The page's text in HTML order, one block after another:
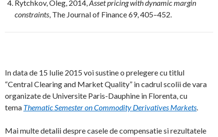
Rytchkov, Oleg, 2014,Asset pricing with dynamic margin
constraints, The Journal of Finance 69, 405–452.
In data de 15 Iulie 2015 voi sustine o prelegere cu titlul
“Central Clearing and Market Quality” in cadrul scolii de vara
organizate de Universite Paris-Dauphine in Florenta, cu
tema Thematic Semester on Commodity Derivatives Markets.
Mai multe detalii despre casele de compensatie si rezultatele